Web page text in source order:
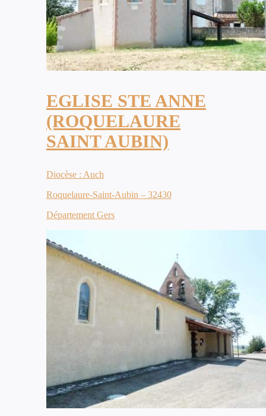
EGLISE STE ANNE
(ROQUELAURE
SAINT AUBIN)
Diocèse : Auch
Roquelaure-Saint-Aubin – 32430
Département Gers